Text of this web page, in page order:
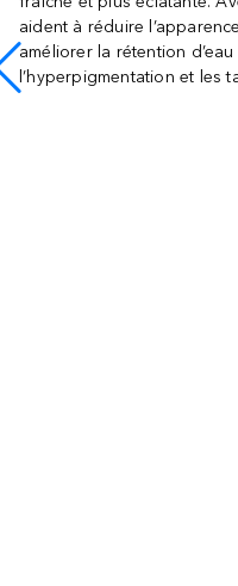
aident à réduire
améliorer la rétention
l’hyperpigmentation et les